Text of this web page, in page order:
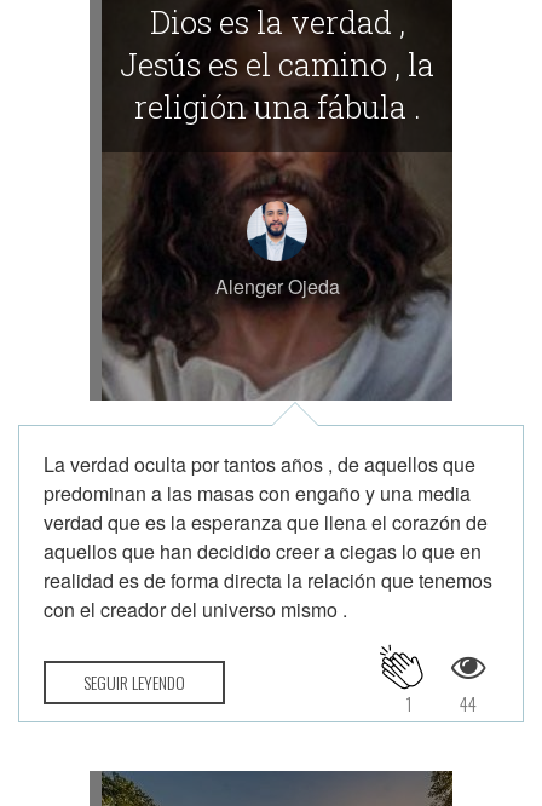
Dios es la verdad ,
Jesús es el camino , la
religión una fábula .
Alenger Ojeda
La verdad oculta por tantos años , de aquellos que
predominan a las masas con engaño y una media
verdad que es la esperanza que llena el corazón de
aquellos que han decidido creer a ciegas lo que en
realidad es de forma directa la relación que tenemos
con el creador del universo mismo .
SEGUIR LEYENDO
44
1